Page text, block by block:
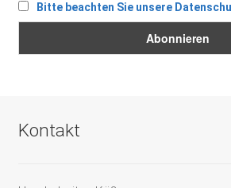
Bitte beachten Sie unsere
Kontakt